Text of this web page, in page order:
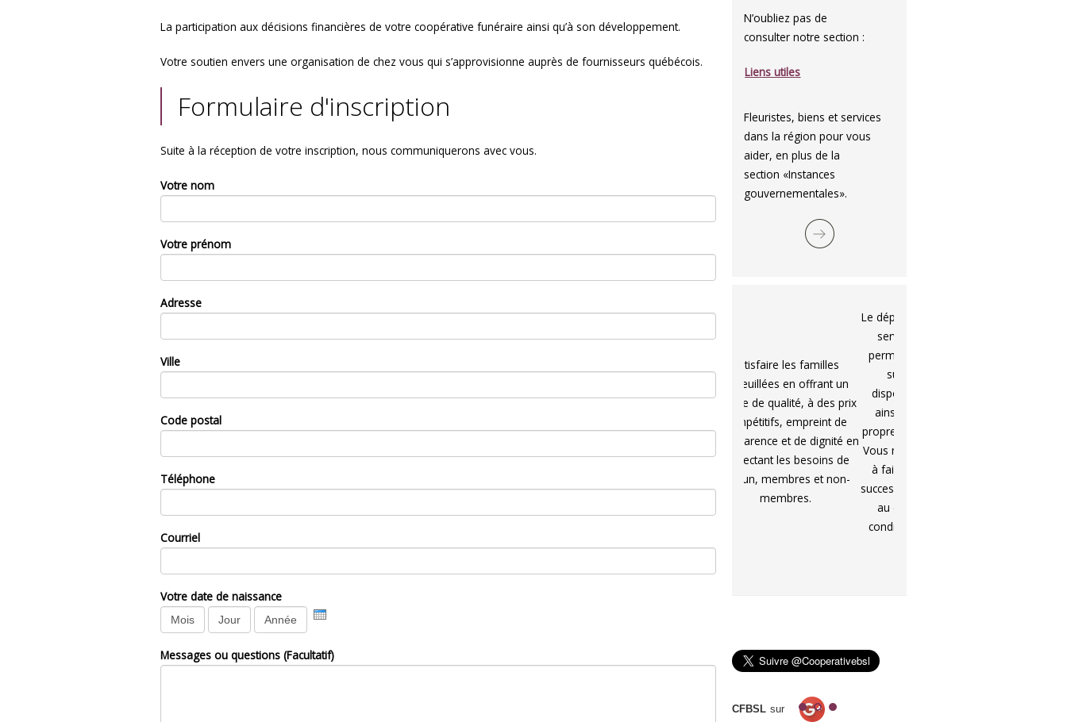
La participation aux décisions financières de votre coopérative funéraire ainsi qu’à son développement.
Votre soutien envers une organisation de chez vous qui s’approvisionne auprès de fournisseurs québécois.
Formulaire d'inscription
Suite à la réception de votre inscription, nous communiquerons avec vous.
Votre nom
Votre prénom
Adresse
Ville
Code postal
Téléphone
Courriel
Votre date de naissance
Mois
Jour Année
Messages ou questions (Facultatif)
N’oubliez pas de
consulter notre section :
Liens utiles
Fleuristes, biens et services
dans la région pour vous
aider, en plus de la
section «Instances
gouvernementales».
Le dépôt de volontés c’est un
permet de déposer en lieu
dispositions funéraires et
ainsi faire connaître vos
propres choix à vos proches.
Vous n’avez aucun déboursé
à faire maintenant ; votre
succession acquittera les frais
au décès au prix et aux
conditions applicables à ce
CFBSL sur